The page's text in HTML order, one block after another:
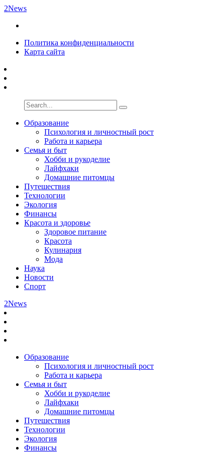
2News
Политика конфиденциальности
Карта сайта
Образование
Психология и личностный рост
Работа и карьера
Семья и быт
Хобби и рукоделие
Лайфхаки
Домашние питомцы
Путешествия
Технологии
Экология
Финансы
Красота и здоровье
Здоровое питание
Красота
Кулинария
Мода
Наука
Новости
Спорт
2News
Образование
Психология и личностный рост
Работа и карьера
Семья и быт
Хобби и рукоделие
Лайфхаки
Домашние питомцы
Путешествия
Технологии
Экология
Финансы